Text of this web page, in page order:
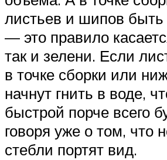
листьев и шипов
— это правило
так и зелени. Если
в точке сборки или
начнут гнить в воде,
быстрой порче всего
говоря уже о том, что
стебли портят вид.